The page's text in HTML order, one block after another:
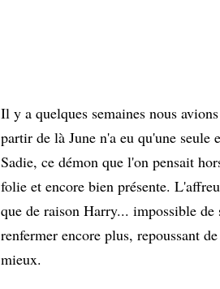
Il y a quelques semaines nous
partir de là June n'a eu qu'une seule
Sadie, ce démon que l'on pensait
folie et encore bien présente.
que de raison Harry... impossible
renfermer encore plus, repoussant
mieux.